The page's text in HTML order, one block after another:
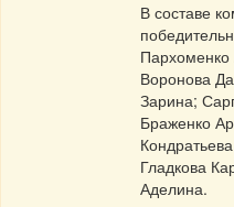
В составе
Воронова
Зарина;
Браженко
Гладкова
Аделина.